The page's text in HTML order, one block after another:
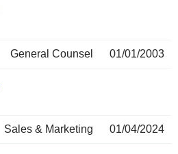
General Counsel 01/01/2003
Sales & Marketing 01/04/2024